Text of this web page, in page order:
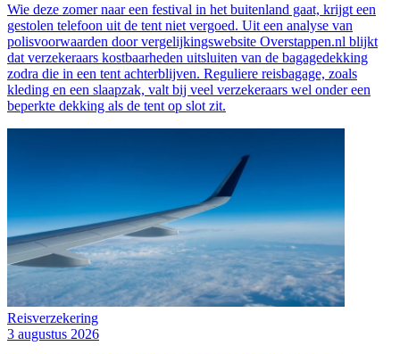
Wie deze zomer naar een festival in het buitenland gaat, krijgt een
gestolen telefoon uit de tent niet vergoed. Uit een analyse van
polisvoorwaarden door vergelijkingswebsite Overstappen.nl blijkt
dat verzekeraars kostbaarheden uitsluiten van de bagagedekking
zodra die in een tent achterblijven. Reguliere reisbagage, zoals
kleding en een slaapzak, valt bij veel verzekeraars wel onder een
beperkte dekking als de tent op slot zit.
Reisverzekering
3 augustus 2026